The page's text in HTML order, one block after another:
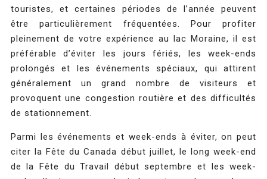
touristes, et certaines périodes de l’année peuvent
être particulièrement fréquentées. Pour profiter
pleinement de votre expérience au lac Moraine, il est
préférable d’éviter les jours fériés, les week-ends
prolongés et les événements spéciaux, qui attirent
généralement un grand nombre de visiteurs et
provoquent une congestion routière et des difficultés
de stationnement.
Parmi les événements et week-ends à éviter, on peut
citer la Fête du Canada début juillet, le long week-end
de la Fête du Travail début septembre et les week-